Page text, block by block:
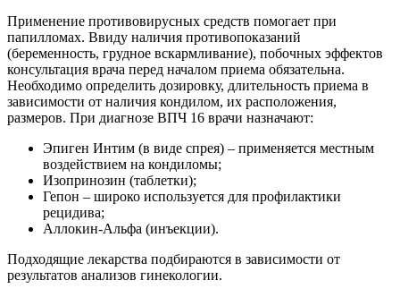
Применение противовирусных средств помогает при
папилломах. Ввиду наличия противопоказаний
(беременность, грудное вскармливание), побочных эффектов
консультация врача перед началом приема обязательна.
Необходимо определить дозировку, длительность приема в
зависимости от наличия кондилом, их расположения,
размеров. При диагнозе ВПЧ 16 врачи назначают:
Эпиген Интим (в виде спрея) – применяется местным
воздействием на кондиломы;
Изопринозин (таблетки);
Гепон – широко используется для профилактики
рецидива;
Аллокин-Альфа (инъекции).
Подходящие лекарства подбираются в зависимости от
результатов анализов гинекологии.